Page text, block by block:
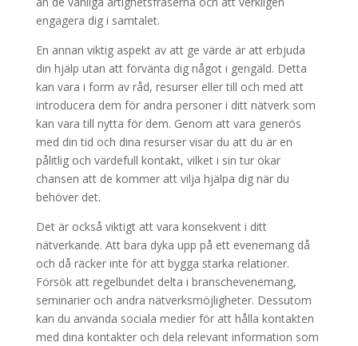
engagera dig i samtalet.
En annan viktig aspekt av att ge värde är att erbjuda
din hjälp utan att förvänta dig något i gengäld. Detta
kan vara i form av råd, resurser eller till och med att
introducera dem för andra personer i ditt nätverk som
kan vara till nytta för dem. Genom att vara generös
med din tid och dina resurser visar du att du är en
pålitlig och värdefull kontakt, vilket i sin tur ökar
chansen att de kommer att vilja hjälpa dig när du
behöver det.
Det är också viktigt att vara konsekvent i ditt
nätverkande. Att bara dyka upp på ett evenemang då
och då räcker inte för att bygga starka relationer.
Försök att regelbundet delta i branschevenemang,
seminarier och andra nätverksmöjligheter. Dessutom
kan du använda sociala medier för att hålla kontakten
med dina kontakter och dela relevant information som